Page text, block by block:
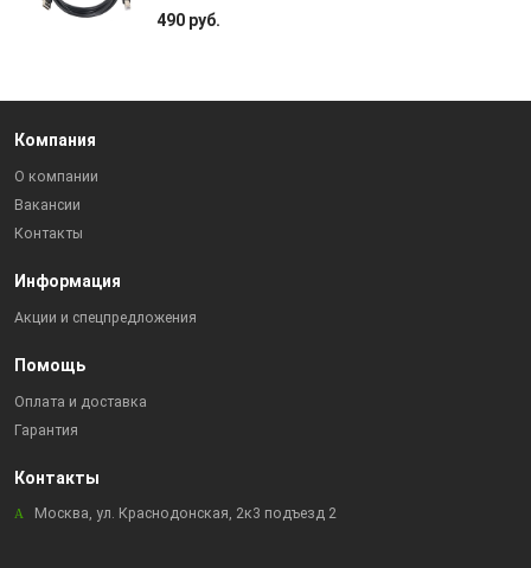
490 руб.
Компания
О компании
Вакансии
Контакты
Информация
Акции и спецпредложения
Помощь
Оплата и доставка
Гарантия
Контакты
Москва, ул. Краснодонская, 2к3 подъезд 2